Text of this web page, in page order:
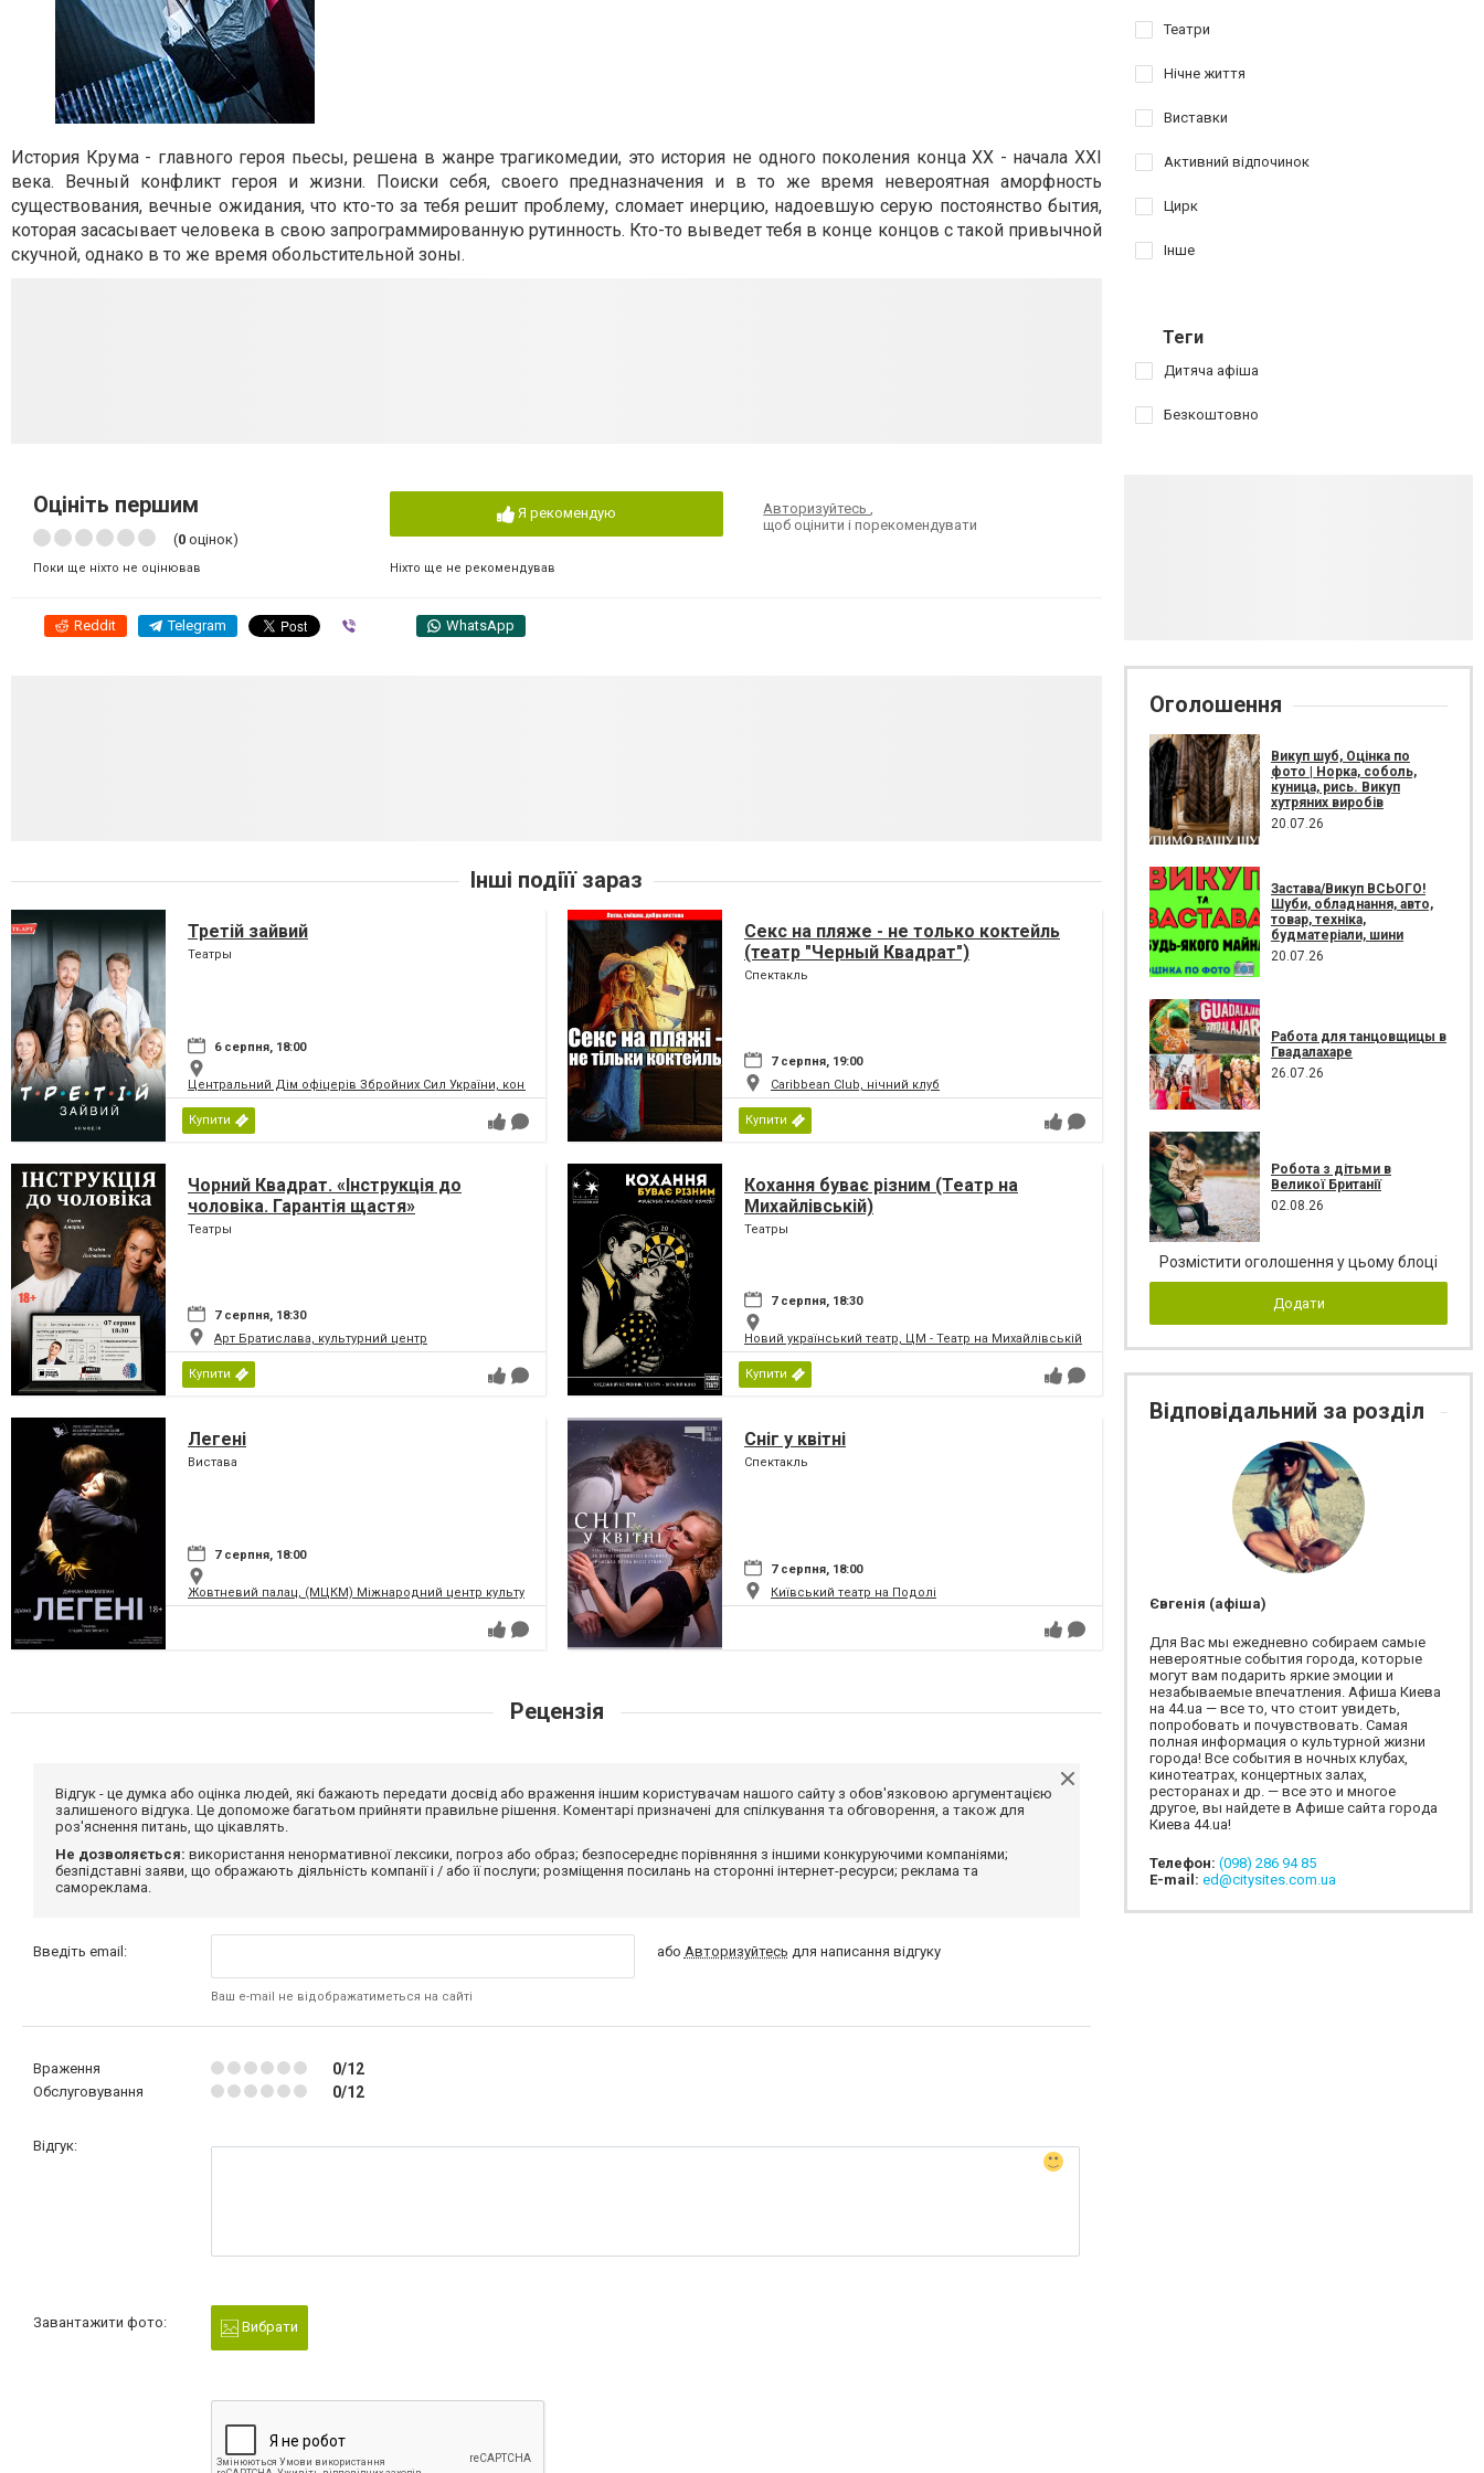
История Крума - главного героя пьесы, решена в жанре трагикомедии, это история не одного поколения конца ХХ - начала XXI
века. Вечный конфликт героя и жизни. Поиски себя, своего предназначения и в то же время невероятная аморфность
существования, вечные ожидания, что кто-то за тебя решит проблему, сломает инерцию, надоевшую серую постоянство бытия,
которая засасывает человека в свою запрограммированную рутинность. Кто-то выведет тебя в конце концов с такой привычной
скучной, однако в то же время обольстительной зоны.
Оцініть першим
(0 оцінок)
Поки ще ніхто не оцінював
Я рекомендую
Ніхто ще не рекомендував
Авторизуйтесь,
щоб оцінити і порекомендувати
Reddit Telegram WhatsApp
Інші подіїї зараз
Третій зайвий
Театры
6 серпня, 18:00
Центральний Дім офіцерів Збройних Сил України, концертний зал
Купити
Секс на пляже - не только коктейль
(театр "Черный Квадрат")
Спектакль
7 серпня, 19:00
Caribbean Club, нічний клуб
Купити
Чорний Квадрат. «Інструкція до
чоловіка. Гарантія щастя»
Театры
7 серпня, 18:30
Арт Братислава, культурний центр
Купити
Кохання буває різним (Театр на
Михайлівській)
Театры
7 серпня, 18:30
Новий український театр, ЦМ - Театр на Михайлівській та Театр Сонечко
Купити
Легені
Вистава
7 серпня, 18:00
Жовтневий палац, (МЦКМ) Міжнародний центр культури і мистецтв Федерації профспілок України
Сніг у квітні
Спектакль
7 серпня, 18:00
Київський театр на Подолі
Рецензія
Відгук - це думка або оцінка людей, які бажають передати досвід або враження іншим користувачам нашого сайту з обов'язковою аргументацією
залишеного відгука. Це допоможе багатьом прийняти правильне рішення. Коментарі призначені для спілкування та обговорення, а також для
роз'яснення питань, що цікавлять.
Не дозволяється: використання ненормативної лексики, погроз або образ; безпосереднє порівняння з іншими конкуруючими компаніями;
безпідставні заяви, що ображають діяльність компанії і / або її послуги; розміщення посилань на сторонні інтернет-ресурси; реклама та
самореклама.
Введіть email:
Ваш e-mail не відображатиметься на сайті
або Авторизуйтесь для написання відгуку
Враження 0/12
Обслуговування 0/12
Відгук:
Завантажити фото: Вибрати
Театри
Нічне життя
Виставки
Активний відпочинок
Цирк
Інше
Теги
Дитяча афіша
Безкоштовно
Оголошення
Викуп шуб, Оцінка по
фото | Норка, соболь,
куница, рись. Викуп
хутряних виробів
20.07.26
Застава/Викуп ВСЬОГО!
Шуби, обладнання, авто,
товар, техніка,
будматеріали, шини
20.07.26
Работа для танцовщицы в
Гвадалахаре
26.07.26
Робота з дітьми в
Великої Британії
02.08.26
Розмістити оголошення у цьому блоці
Додати
Відповідальний за розділ
Євгенія (афіша)
Для Вас мы ежедневно собираем самые
невероятные события города, которые
могут вам подарить яркие эмоции и
незабываемые впечатления. Афиша Киева
на 44.ua — все то, что стоит увидеть,
попробовать и почувствовать. Самая
полная информация о культурной жизни
города! Все события в ночных клубах,
кинотеатрах, концертных залах,
ресторанах и др. — все это и многое
другое, вы найдете в Афише сайта города
Киева 44.ua!
Телефон: (098) 286 94 85
E-mail: ed@citysites.com.ua